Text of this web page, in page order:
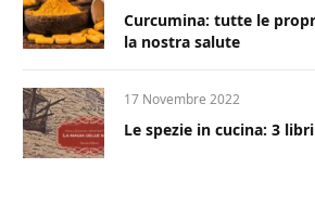
Curcumina: tutte le
la nostra salute
17 Novembre 2022
Le spezie in cucina: 3